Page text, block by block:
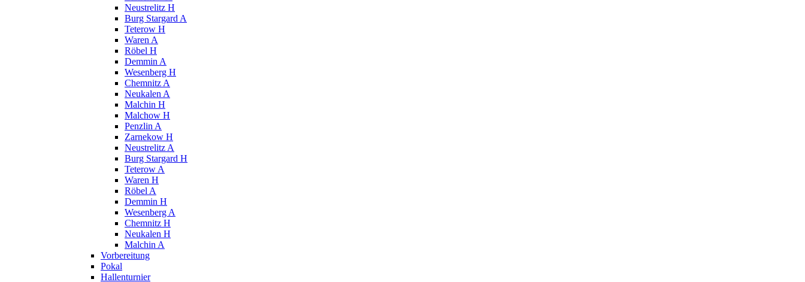
Neustrelitz H
Burg Stargard A
Teterow H
Waren A
Röbel H
Demmin A
Wesenberg H
Chemnitz A
Neukalen A
Malchin H
Malchow H
Penzlin A
Zarnekow H
Neustrelitz A
Burg Stargard H
Teterow A
Waren H
Röbel A
Demmin H
Wesenberg A
Chemnitz H
Neukalen H
Malchin A
Vorbereitung
Pokal
Hallenturnier